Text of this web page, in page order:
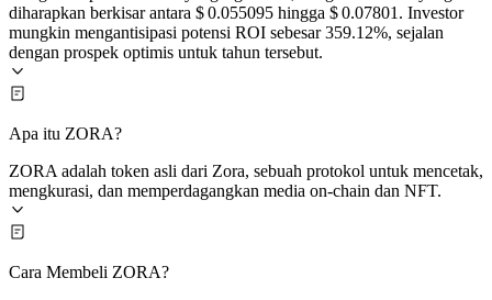
diharapkan berkisar antara $ 0.055095 hingga $ 0.07801. Investor
mungkin mengantisipasi potensi ROI sebesar 359.12%, sejalan
dengan prospek optimis untuk tahun tersebut.
Apa itu ZORA?
ZORA adalah token asli dari Zora, sebuah protokol untuk mencetak,
mengkurasi, dan memperdagangkan media on-chain dan NFT.
Cara Membeli ZORA?